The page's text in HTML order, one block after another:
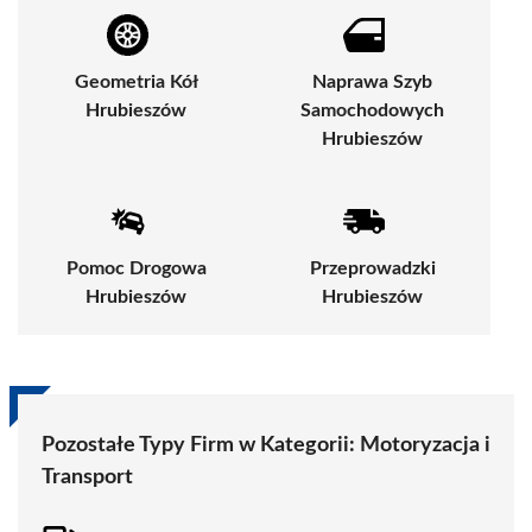
Geometria Kół
Hrubieszów
Naprawa Szyb
Samochodowych
Hrubieszów
Pomoc Drogowa
Hrubieszów
Przeprowadzki
Hrubieszów
Pozostałe Typy Firm w Kategorii: Motoryzacja i
Transport